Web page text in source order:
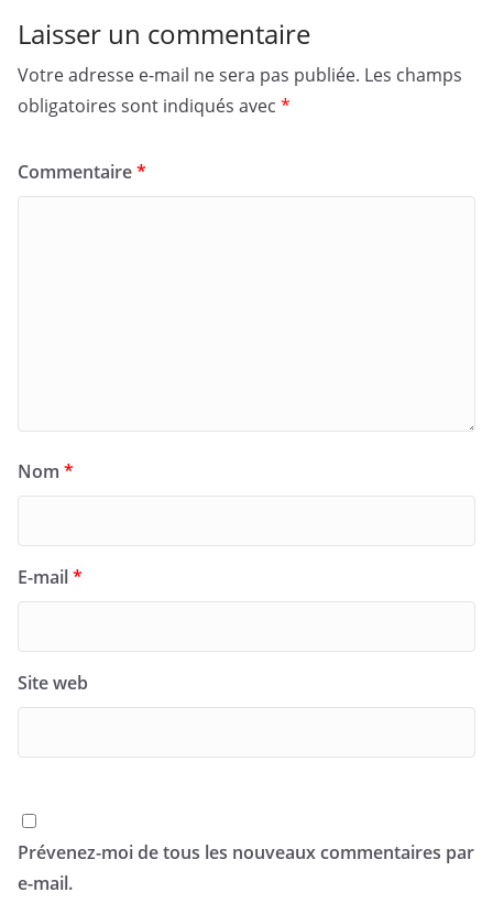
Laisser un commentaire
Votre adresse e-mail ne sera pas publiée. Les champs
obligatoires sont indiqués avec *
Commentaire*
Nom *
E-mail*
Site web
Prévenez-moi de tous les nouveaux commentaires par
e-mail.